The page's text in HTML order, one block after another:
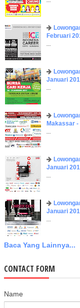
Februari
Januari
Makassar -
Januari
Januari
Baca Yang Lainnya...
CONTACT FORM
Name